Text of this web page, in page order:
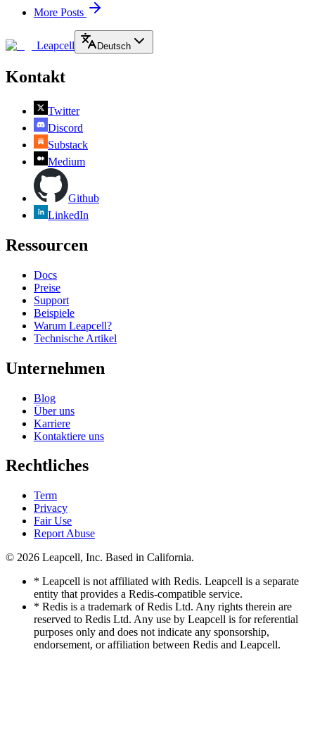
More Posts
Leapcell Deutsch
Kontakt
Twitter
Discord
Substack
Medium
Github
LinkedIn
Ressourcen
Docs
Preise
Support
Beispiele
Warum Leapcell?
Technische Artikel
Unternehmen
Blog
Über uns
Karriere
Kontaktiere uns
Rechtliches
Term
Privacy
Fair Use
Report Abuse
© 2026 Leapcell, Inc. Based in California.
* Leapcell is not affiliated with Redis. Leapcell is a separate
entity that provides a Redis-compatible service.
* Redis is a trademark of Redis Ltd. Any rights therein are
reserved to Redis Ltd. Any use by Leapcell is for referential
purposes only and does not indicate any sponsorship,
endorsement, or affiliation between Redis and Leapcell.